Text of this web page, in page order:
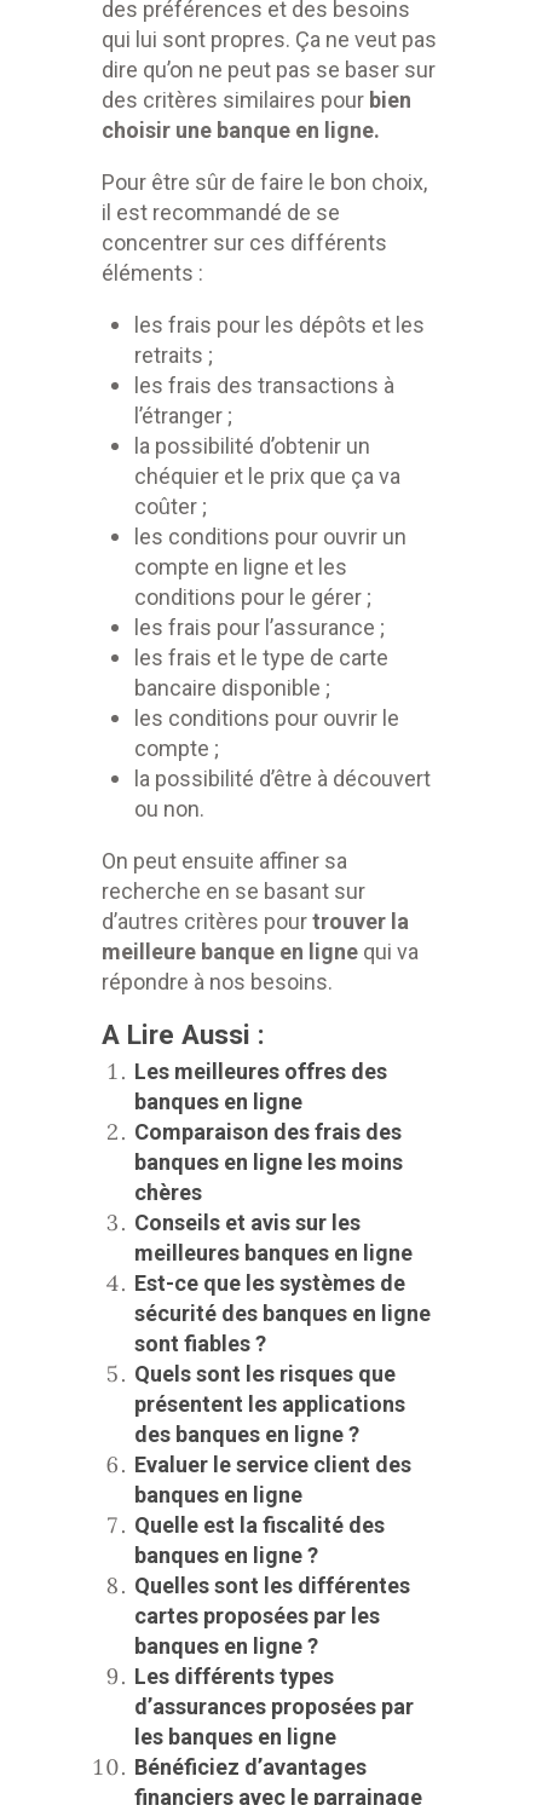
des préférences et des besoins
qui lui sont propres. Ça ne veut pas
dire qu’on ne peut pas se baser sur
des critères similaires pour bien
choisir une banque en ligne.
Pour être sûr de faire le bon choix,
il est recommandé de se
concentrer sur ces différents
éléments :
les frais pour les dépôts et les
retraits ;
les frais des transactions à
l’étranger ;
la possibilité d’obtenir un
chéquier et le prix que ça va
coûter ;
les conditions pour ouvrir un
compte en ligne et les
conditions pour le gérer ;
les frais pour l’assurance ;
les frais et le type de carte
bancaire disponible ;
les conditions pour ouvrir le
compte ;
la possibilité d’être à découvert
ou non.
On peut ensuite affiner sa
recherche en se basant sur
d’autres critères pourtrouver la
meilleure banque en ligne qui va
répondre à nos besoins.
A Lire Aussi :
Les meilleures offres des
banques en ligne
Comparaison des frais des
banques en ligne les moins
chères
Conseils et avis sur les
meilleures banques en ligne
Est-ce que les systèmes de
sécurité des banques en ligne
sont fiables ?
Quels sont les risques que
présentent les applications
des banques en ligne ?
Evaluer le service client des
banques en ligne
Quelle est la fiscalité des
banques en ligne ?
Quelles sont les différentes
cartes proposées par les
banques en ligne ?
Les différents types
d’assurances proposées par
les banques en ligne
Bénéficiez d’avantages
financiers avec le parrainage